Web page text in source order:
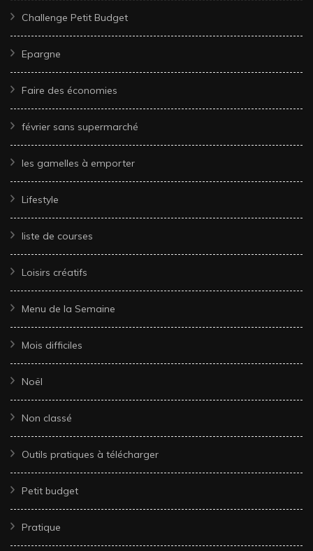
Challenge Petit Budget
Epargne
Faire des économies
février sans supermarché
les gamelles à emporter
Lifestyle
liste de courses
Loisirs créatifs
Menu de la Semaine
Mois difficiles
Noël
Non classé
Outils pratiques à télécharger
Petit budget
Pratique